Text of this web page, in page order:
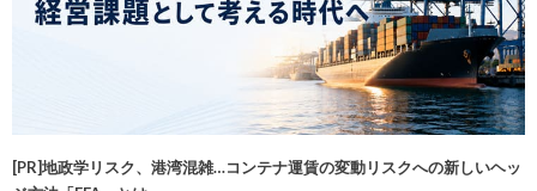
[PR]地政学リスク、港湾混雑…コンテナ運賃の変動リスクへの新しいヘッ